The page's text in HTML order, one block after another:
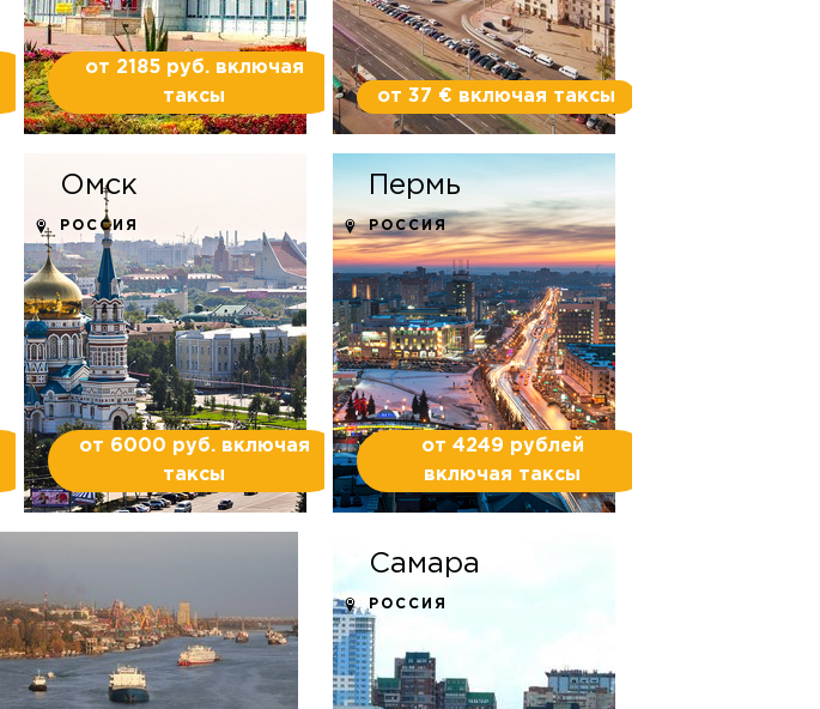
от 2185 руб. включая
таксы
от 37 € включая таксы
Омск
РОССИЯ
от 6000 руб. включая
таксы
Пермь
РОССИЯ
от 4249 рублей
включая таксы
Самара
РОССИЯ